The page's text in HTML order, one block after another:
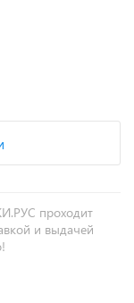
проходит
и выдачей